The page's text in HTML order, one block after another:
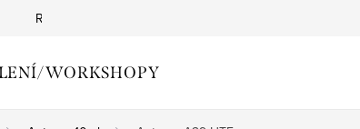
Reklamační řád
WORKSHOPY